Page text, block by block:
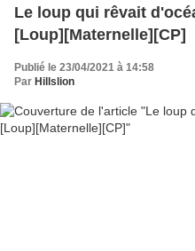
Le loup qui rêvait
[Loup][Maternelle][CP]
Publié le 23/04/2021 à 14:58
Par Hillslion